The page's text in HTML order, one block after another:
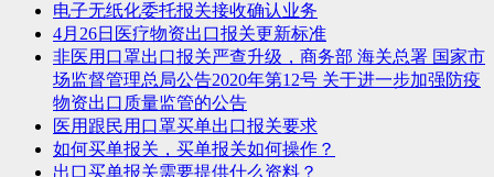
电子无纸化委托报关接收确认业务
4月26日医疗物资出口报关更新标准
非医用口罩出口报关严查升级，商务部 海关总署 国家市
场监督管理总局公告2020年第12号 关于进一步加强防疫
物资出口质量监管的公告
医用跟民用口罩买单出口报关要求
如何买单报关，买单报关如何操作？
出口买单报关需要提供什么资料？